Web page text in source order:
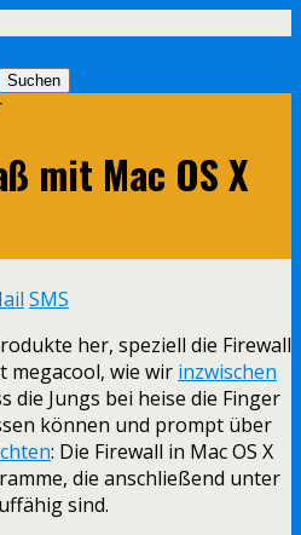
mit Mac OS X
SMS
her, speziell die Firewall
megacool, wie wir inzwischen
die Jungs bei heise die Finger
können und prompt über
: Die Firewall in Mac OS X
die anschließend unter
sind.